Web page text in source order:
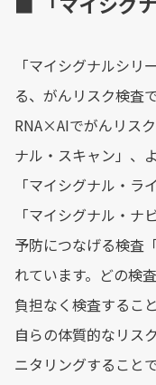
「マイシグナルシ
る、がんリスク検査
RNA×AIでがんリス
ナル・スキャン」、
「マイシグナル・
「マイシグナル・ナ
予防につなげる検査
れています。どの検
負担なく検査するこ
自らの体質的なリス
ニタリングすること